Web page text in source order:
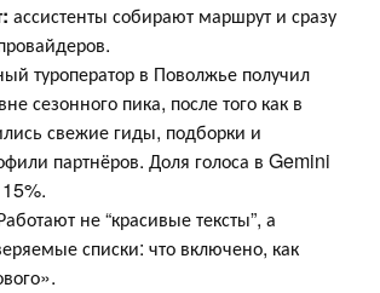
ассистенты собирают маршрут и сразу
туроператор в Поволжье получил
сезонного пика, после того как в
свежие гиды, подборки и
партнёров. Доля голоса в Gemini
не “красивые тексты”, а
списки: что включено, как